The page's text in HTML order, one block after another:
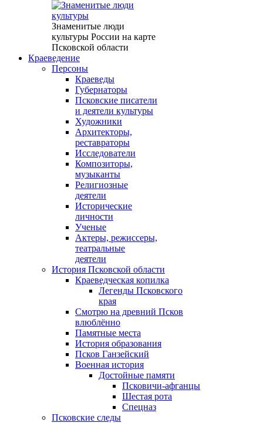
Знаменитые люди
культуры России на карте
Псковской области
Краеведение
Персоны
Краеведы
Губернаторы
Псковские писатели
и деятели культуры
Художники
Архитекторы,
реставраторы
Исследователи
Композиторы,
музыканты
Религиозные
деятели
Исторические
личности
Ученые
Актеры, режиссеры,
театральные
деятели
История Псковской области
Краеведческая копилка
Легенды Псковского
края
Смотрю на древний Псков
влюблённо
Памятные места
История образования
Псков Ганзейский
Военная история
Достойные памяти
Псковичи-афганцы
Шестая рота
Спецназ
Псковские следы